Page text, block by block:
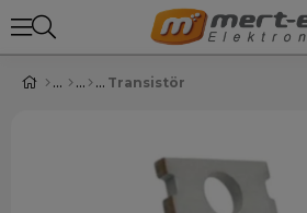
Transistör